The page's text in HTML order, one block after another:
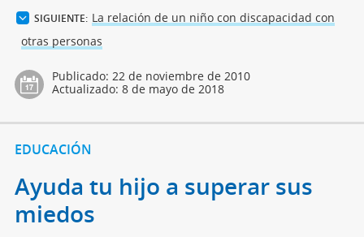
SIGUIENTE: La relación de un niño con discapacidad con
otras personas
Publicado: 22 de noviembre de 2010
Actualizado: 8 de mayo de 2018
EDUCACIÓN
Ayuda tu hijo a superar sus
miedos